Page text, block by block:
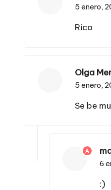
5 enero,
Rico
Olga
5 enero,
Se be
A
6
:)